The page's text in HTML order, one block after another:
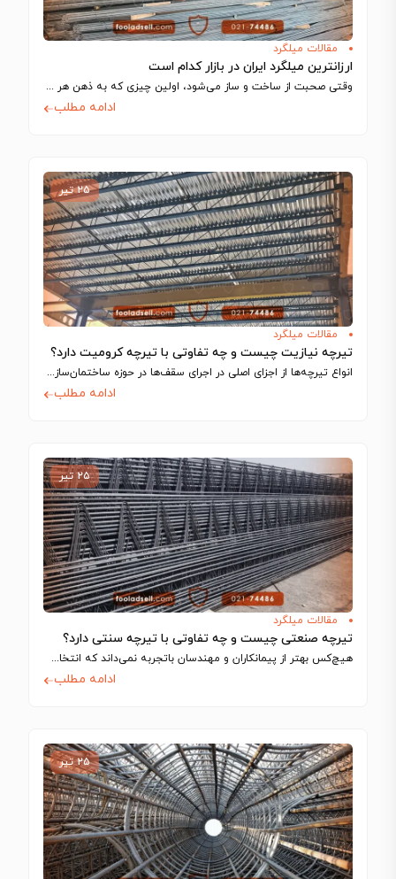
مقالات میلگرد
ارزانترین میلگرد ایران در بازار کدام است
وقتی صحبت از ساخت‌ و ساز می‌شود، اولین چیزی که به ذهن هر مهندس…
ادامه مطلب
۲۵ تیر
مقالات میلگرد
تیرچه نیازیت چیست و چه تفاوتی با تیرچه کرومیت دارد؟
انواع تیرچه‌ها از اجزای اصلی در اجرای سقف‌ها در حوزه ساختمان‌سازی به شمار می‌آیند…
ادامه مطلب
۲۵ تیر
مقالات میلگرد
تیرچه صنعتی چیست و چه تفاوتی با تیرچه سنتی دارد؟
هیچ‌کس بهتر از پیمانکاران و مهندسان باتجربه نمی‌داند که انتخاب اجزای سازه تا چه…
ادامه مطلب
۲۵ تیر